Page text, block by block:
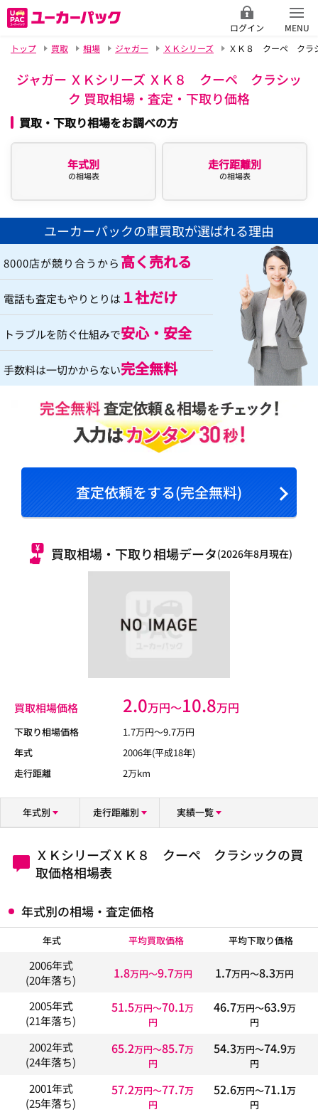
ログイン
MENU
トップ
買取 相場 ジャガー ＸＫシリーズ ＸＫ８ クーペ クラ
ジャガー ＸＫシリーズ ＸＫ８ クーペ クラシッ
ク 買取相場・査定・下取り価格
買取・下取り相場をお調べの方
年式別
の相場表
走行距離別
の相場表
ユーカーパックの車買取が選ばれる理由
8000店が競り合うから 高く売れる
電話も査定もやりとりは １社だけ
トラブルを防ぐ仕組みで安心・安全
手数料は一切かからない完全無料
査定依頼をする(完全無料)
買取相場・下取り相場データ(2026年8月現在)
買取相場価格 2.0万円〜10.8万円
下取り相場価格 1.7万円〜9.7万円
年式
2006年(平成18年)
走行距離
2万km
年式別 走行距離別 実績一覧
ＸＫシリーズＸＫ８ クーペ クラシックの買
取価格相場表
年式別の相場・査定価格
年式 平均買取価格 平均下取り価格
2006年式
(20年落ち)
1.8万円〜9.7万円 1.7万円〜8.3万円
2005年式
(21年落ち)
51.5万円〜70.1万
円
46.7万円〜63.9万
円
2002年式
(24年落ち)
65.2万円〜85.7万
円
54.3万円〜74.9万
円
2001年式
(25年落ち)
57.2万円〜77.7万
円
52.6万円〜71.1万
円